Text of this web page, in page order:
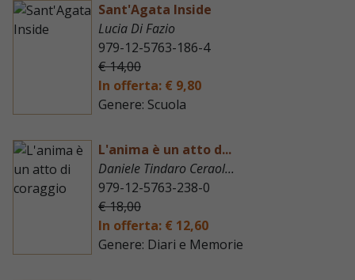
Sant'Agata Inside
Lucia Di Fazio
979-12-5763-186-4
€ 14,00
In offerta: € 9,80
Genere: Scuola
L'anima è un atto d...
Daniele Tindaro Ceraol...
979-12-5763-238-0
€ 18,00
In offerta: € 12,60
Genere: Diari e Memorie